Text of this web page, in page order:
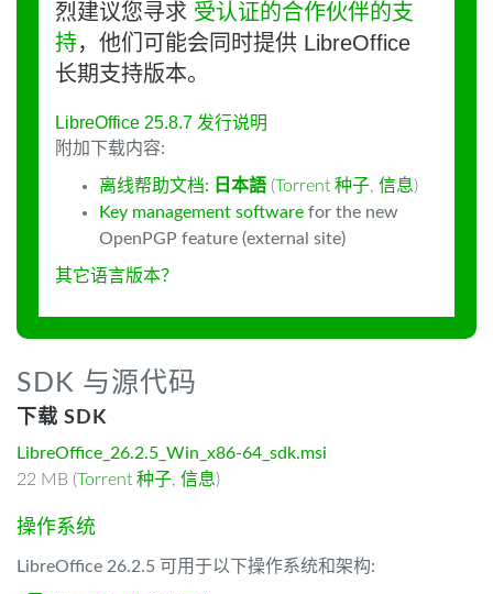
烈建议您寻求 受认证的合作伙伴的支
持，他们可能会同时提供 LibreOffice
长期支持版本。
LibreOffice 25.8.7 发行说明
附加下载内容:
离线帮助文档: 日本語 (Torrent 种子, 信息)
Key management software for the new
OpenPGP feature (external site)
其它语言版本？
SDK 与源代码
下载 SDK
LibreOffice_26.2.5_Win_x86-64_sdk.msi
22 MB (Torrent 种子, 信息)
操作系统
LibreOffice 26.2.5 可用于以下操作系统和架构: